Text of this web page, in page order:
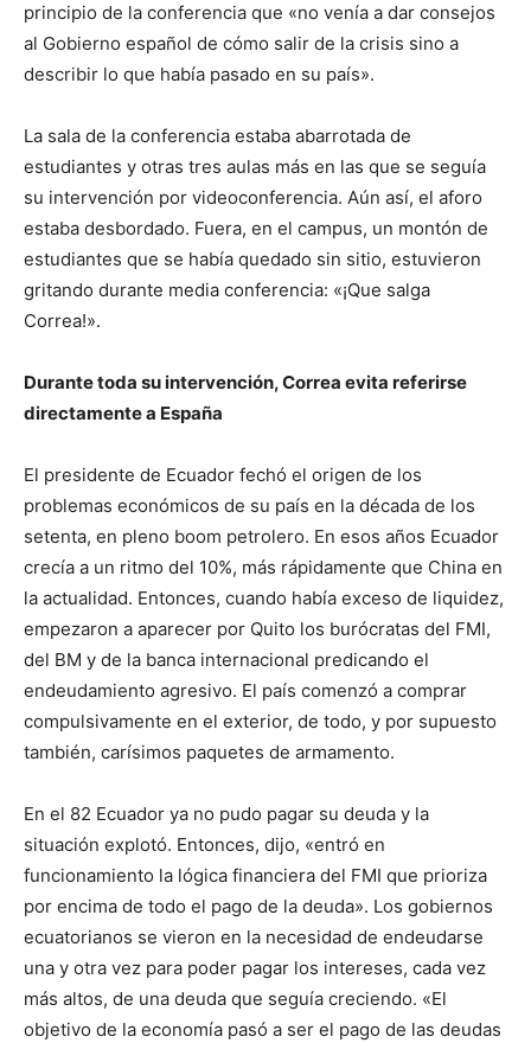
principio de la conferencia que «no venía a dar consejos
al Gobierno español de cómo salir de la crisis sino a
describir lo que había pasado en su país».
La sala de la conferencia estaba abarrotada de
estudiantes y otras tres aulas más en las que se seguía
su intervención por videoconferencia. Aún así, el aforo
estaba desbordado. Fuera, en el campus, un montón de
estudiantes que se había quedado sin sitio, estuvieron
gritando durante media conferencia: «¡Que salga
Correa!».
Durante toda su intervención, Correa evita referirse
directamente a España
El presidente de Ecuador fechó el origen de los
problemas económicos de su país en la década de los
setenta, en pleno boom petrolero. En esos años Ecuador
crecía a un ritmo del 10%, más rápidamente que China en
la actualidad. Entonces, cuando había exceso de liquidez,
empezaron a aparecer por Quito los burócratas del FMI,
del BM y de la banca internacional predicando el
endeudamiento agresivo. El país comenzó a comprar
compulsivamente en el exterior, de todo, y por supuesto
también, carísimos paquetes de armamento.
En el 82 Ecuador ya no pudo pagar su deuda y la
situación explotó. Entonces, dijo, «entró en
funcionamiento la lógica financiera del FMI que prioriza
por encima de todo el pago de la deuda». Los gobiernos
ecuatorianos se vieron en la necesidad de endeudarse
una y otra vez para poder pagar los intereses, cada vez
más altos, de una deuda que seguía creciendo. «El
objetivo de la economía pasó a ser el pago de las deudas